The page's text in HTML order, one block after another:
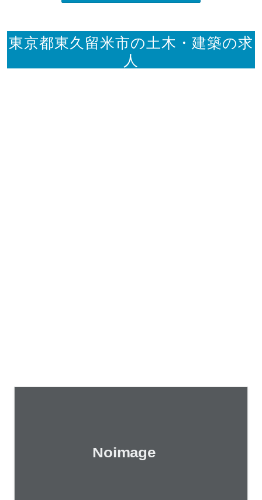
東京都東久留米市の土木・建築の求
人